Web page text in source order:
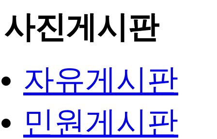
사진게시판
자유게시판
민원게시판